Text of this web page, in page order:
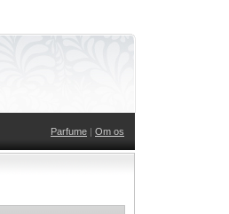
Parfume | Om os